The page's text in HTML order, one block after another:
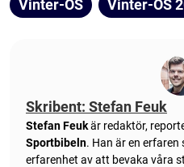
Vinter-OS Vinter-OS
Skribent: Stefan Feuk
Stefan Feukär redaktör,
Sportbibeln. Han är en
erfarenhet av att bevaka våra